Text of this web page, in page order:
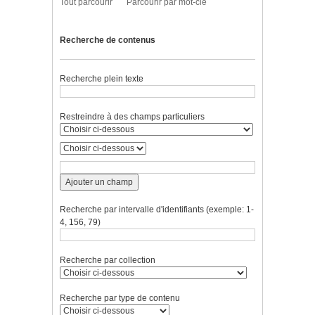
Tout parcourir Parcourir par mot-clé
Recherche de contenus
Recherche plein texte
Restreindre à des champs particuliers
Ajouter un champ
Recherche par intervalle d'identifiants (exemple: 1-
4, 156, 79)
Recherche par collection
Recherche par type de contenu